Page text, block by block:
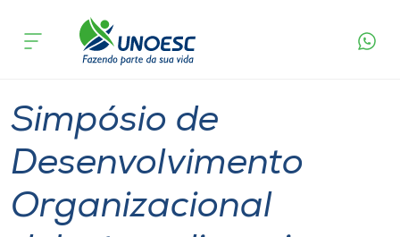
Cursos
Pesquisa
Atendimento ao Estudante
acontece
Simpósio de
Desenvolvimento
Organizacional